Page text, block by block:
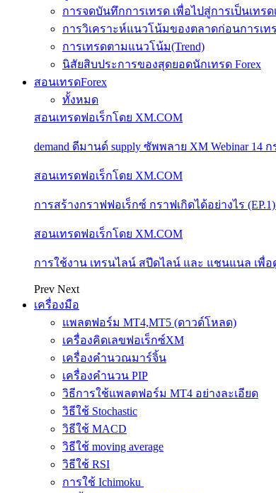
การจดบันทึกการเทรด เพื่อไปสู่การเป็นเทร
การวิเคราะห์แนวโน้มของตลาดก่อนการเท
การเทรดตามแนวโน้ม(Trend)
นิสัยสิบประการของสุดยอดนักเทรด Forex
สอนเทรดForex
ทั้งหมด
สอนเทรดฟอเร็กโดย XM.COM
demand ดีมานด์ supply ซัพพลาย XM Webinar 14
สอนเทรดฟอเร็กโดย XM.COM
การสร้างกราฟฟอเร็กซ์ กราฟเกิดได้อย่างไร
สอนเทรดฟอเร็กโดย XM.COM
การใช้งาน เทรนไลน์ สปีดไลน์ และ แชนแนล เพื่อ
Prev Next
เครื่องมือ
แพลตฟอร์ม MT4,MT5 (ดาวด์โหลด)
เครื่องคิดเลขฟอเร็กซ์XM
เครื่องคำนวณมาร์จิ้น
เครื่องคำนวน PIP
วิธีการใช้แพลตฟอร์ม MT4 อย่างละเอียด
วิธีใช้ Stochastic
วิธีใช้ MACD
วิธีใช้ moving average
วิธีใช้ RSI
การใช้ Ichimoku